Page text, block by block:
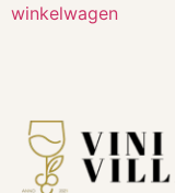
winkelwagen